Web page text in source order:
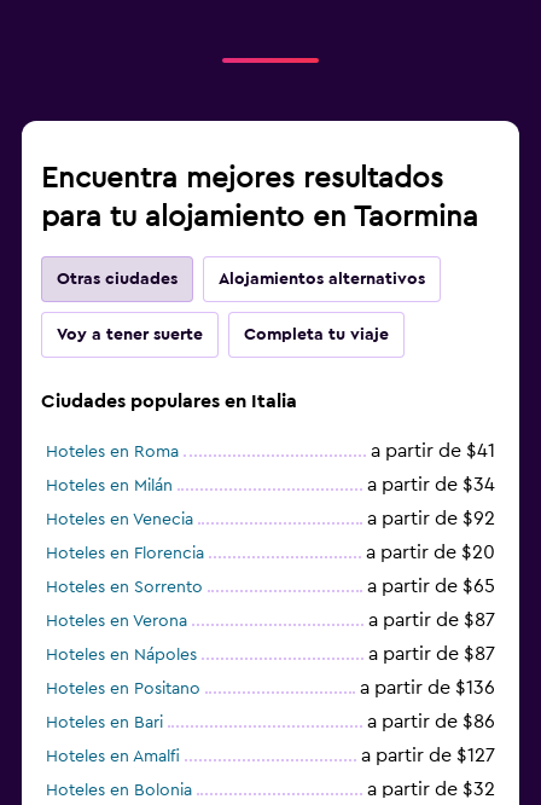
Encuentra mejores resultados
para tu alojamiento en Taormina
Otras ciudades Alojamientos alternativos
Voy a tener suerte Completa tu viaje
Ciudades populares en Italia
Hoteles en Roma a partir de $41
Hoteles en Milán a partir de $34
Hoteles en Venecia a partir de $92
Hoteles en Florencia a partir de $20
Hoteles en Sorrento a partir de $65
Hoteles en Verona a partir de $87
Hoteles en Nápoles a partir de $87
Hoteles en Positano a partir de $136
Hoteles en Bari a partir de $86
Hoteles en Amalfi a partir de $127
Hoteles en Bolonia a partir de $32